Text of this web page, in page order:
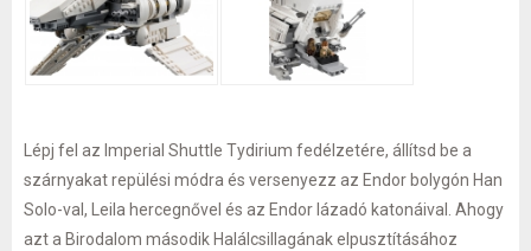
Lépj fel az Imperial Shuttle Tydirium fedélzetére, állítsd be a
szárnyakat repülési módra és versenyezz az Endor bolygón Han
Solo-val, Leila hercegnővel és az Endor lázadó katonáival. Ahogy
azt a Birodalom második Halálcsillagának elpusztításához